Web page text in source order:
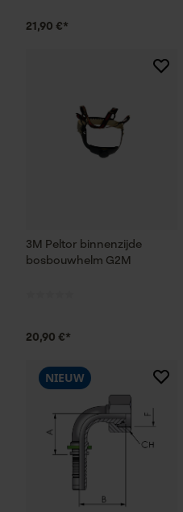
21,90 €*
3M Peltor binnenzijde
bosbouwhelm G2M
20,90 €*
NIEUW